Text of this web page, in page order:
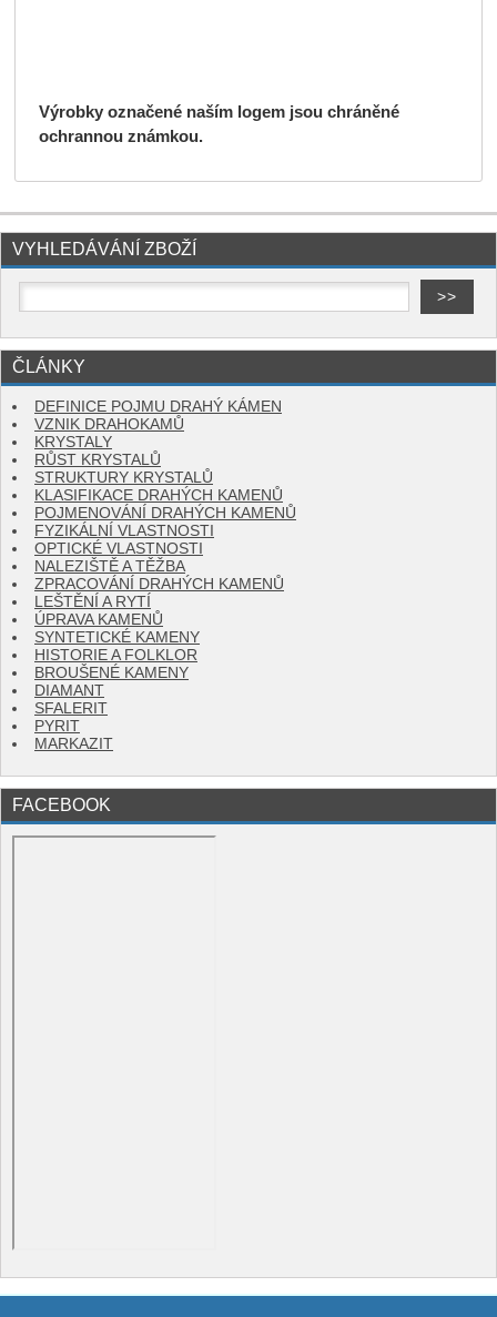
Výrobky označené naším logem jsou chráněné
ochrannou známkou.
VYHLEDÁVÁNÍ ZBOŽÍ
ČLÁNKY
DEFINICE POJMU DRAHÝ KÁMEN
VZNIK DRAHOKAMŮ
KRYSTALY
RŮST KRYSTALŮ
STRUKTURY KRYSTALŮ
KLASIFIKACE DRAHÝCH KAMENŮ
POJMENOVÁNÍ DRAHÝCH KAMENŮ
FYZIKÁLNÍ VLASTNOSTI
OPTICKÉ VLASTNOSTI
NALEZIŠTĚ A TĚŽBA
ZPRACOVÁNÍ DRAHÝCH KAMENŮ
LEŠTĚNÍ A RYTÍ
ÚPRAVA KAMENŮ
SYNTETICKÉ KAMENY
HISTORIE A FOLKLOR
BROUŠENÉ KAMENY
DIAMANT
SFALERIT
PYRIT
MARKAZIT
FACEBOOK